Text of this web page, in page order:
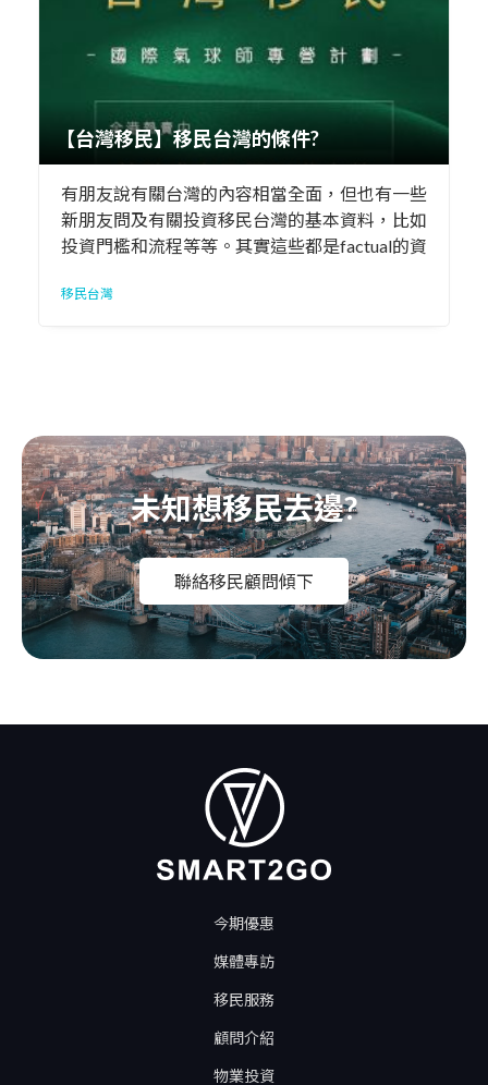
【台灣移民】移民台灣的條件?
有朋友說有關台灣的內容相當全面，但也有一些
新朋友問及有關投資移民台灣的基本資料，比如
投資門檻和流程等等。其實這些都是factual的資
移民台灣
未知想移民去邊?
聯絡移民顧問傾下
今期優惠
媒體專訪
移民服務
顧問介紹
物業投資